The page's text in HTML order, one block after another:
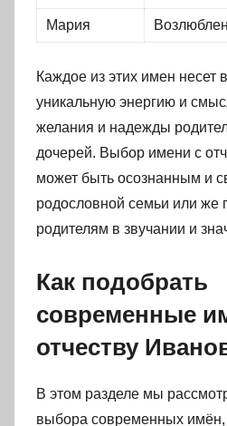
Мария
Каждое из этих имен несет
уникальную энергию и
желания и надежды
дочерей. Выбор имени с
может быть осознанным и
родословной семьи или же
родителям в звучании и
Как подобрать
современные
отчеству
В этом разделе мы
выбора современных имён,